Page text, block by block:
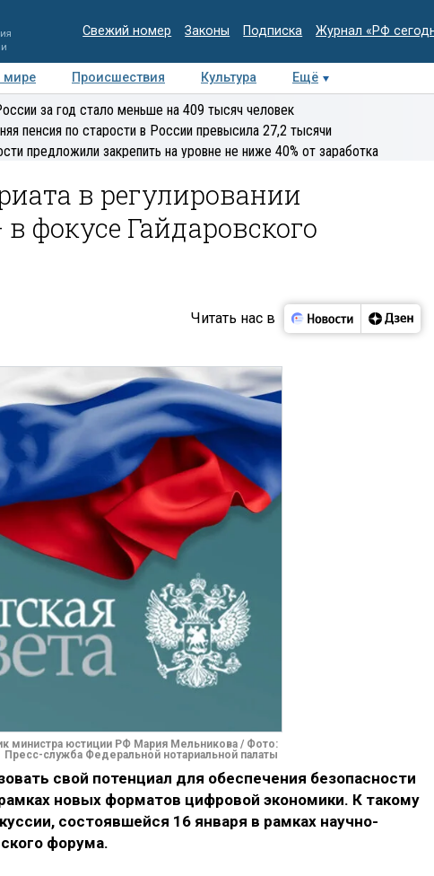
Свежий номер Законы Подписка Журнал «РФ
мире Происшествия Культура Ещё
Медиацентр Интервью Колумнисты
за год стало меньше на 409 тысяч человек
пенсия по старости в России превысила 27,2 тысячи
предложили закрепить на уровне не ниже 40% от заработка
в регулировании
фокусе Гайдаровского
Читать нас в
министра юстиции РФ Мария Мельникова / Фото:
Пресс-служба Федеральной нотариальной палаты
свой потенциал для обеспечения безопасности
новых форматов цифровой экономики. К такому
состоявшейся 16 января в рамках научно-
форума.